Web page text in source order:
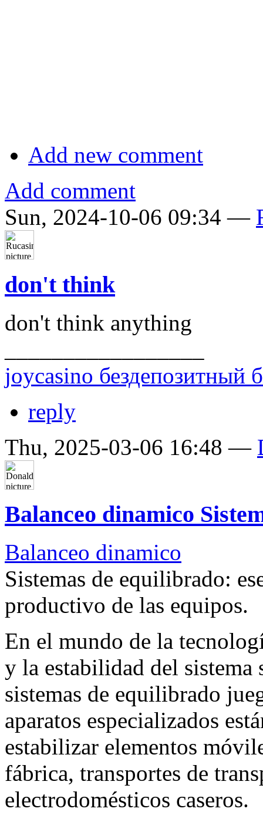
Add new comment
Add comment
Sun, 2024-10-06 09:34 —
don't think
don't think anything
joycasino бездепозитный
reply
Thu, 2025-03-06 16:48 —
Balanceo dinamico
Balanceo dinamico
Sistemas de equilibrado:
productivo de las equipos.
En el mundo de la
y la estabilidad del sistema
sistemas de equilibrado
aparatos especializados
estabilizar elementos
fábrica, transportes de
electrodomésticos caseros.